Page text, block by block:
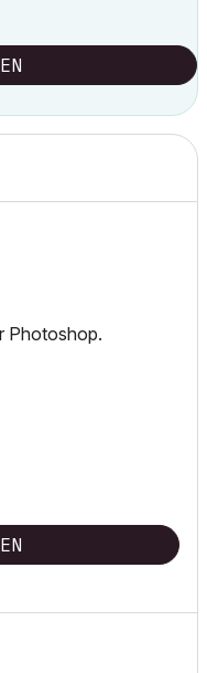
Photoshop.